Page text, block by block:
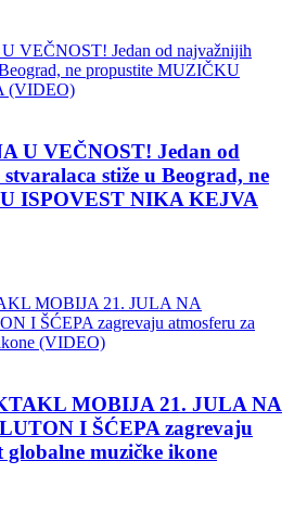
U VEČNOST! Jedan od
stiže u Beograd, ne
ISPOVEST NIKA KEJVA
MOBIJA 21. JULA NA
I ŠĆEPA zagrevaju
globalne muzičke ikone